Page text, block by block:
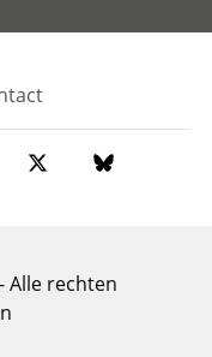
Alle rechten